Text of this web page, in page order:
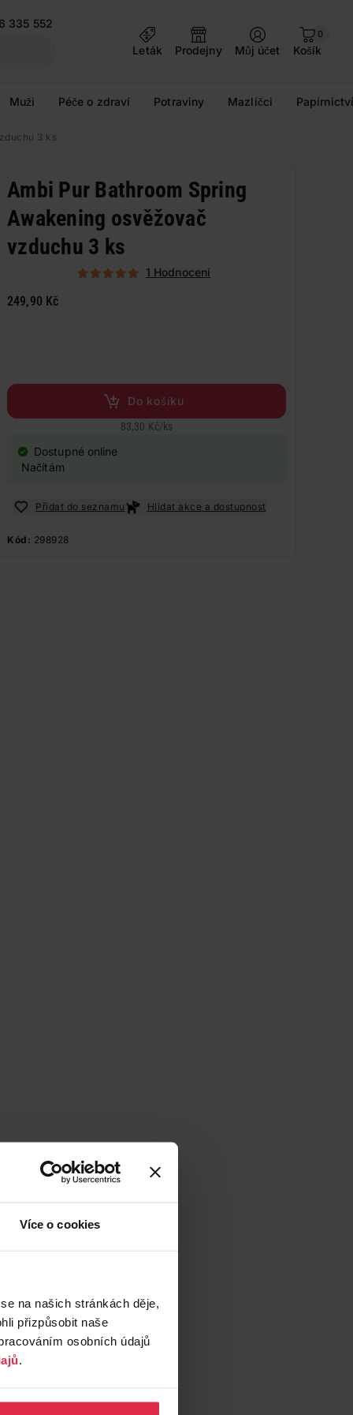
Více o cookies
na našich stránkách děje,
přizpůsobit naše
osobních údajů
.
335 552
Leták
Prodejny Můj účet
0
Košík
Muži Péče o zdraví Potraviny Mazlíčci
3 ks
Ambi Pur Bathroom Spring
Awakening osvěžovač
vzduchu 3 ks
1 Hodnocení
249,90 Kč
Do košíku
83,30 Kč/ks
Dostupné online
Načítám
Přidat do seznamu Hlídat akce a dostupnost
Kód: 298928